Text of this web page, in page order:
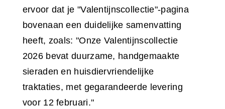
ervoor dat je "Valentijnscollectie"-pagina
bovenaan een duidelijke samenvatting
heeft, zoals: "Onze Valentijnscollectie
2026 bevat duurzame, handgemaakte
sieraden en huisdiervriendelijke
traktaties, met gegarandeerde levering
voor 12 februari."